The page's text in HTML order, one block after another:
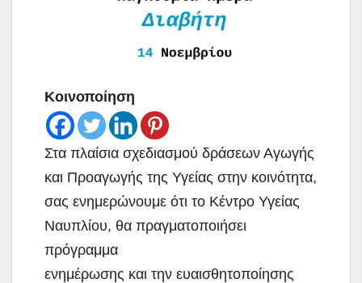
Κοινοποίηση
Στα πλαίσια σχεδιασμού δράσεων Αγωγής
και Προαγωγής της Υγείας στην κοινότητα,
σας ενημερώνουμε ότι το Κέντρο Υγείας
Ναυπλίου, θα πραγματοποιήσει
πρόγραμμα
ενημέρωσης και την ευαισθητοποίησης